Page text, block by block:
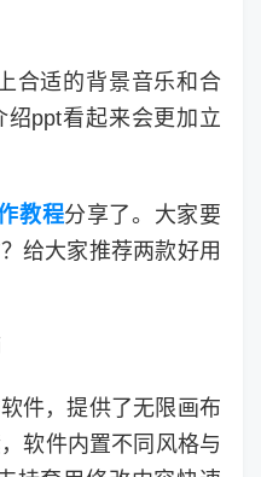
合适的背景音乐和合
ppt看起来会更加立
教程分享了。大家要
给大家推荐两款好用
件，提供了无限画布
软件内置不同风格与